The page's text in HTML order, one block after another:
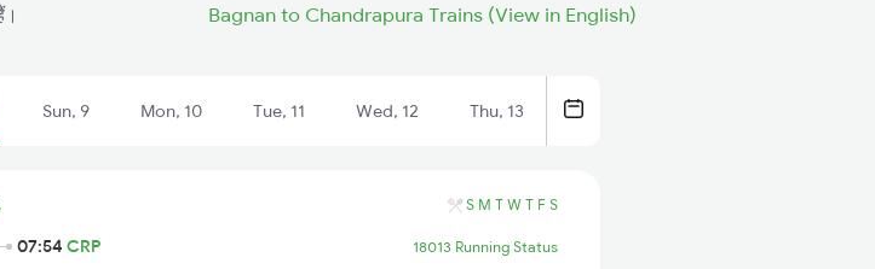
Bagnan to Chandrapura Trains (View in English)
Sun, 9 Mon, 10 Tue, 11 Wed, 12 Thu, 13
S M T W T F S
07:54 CRP 18013 Running Status